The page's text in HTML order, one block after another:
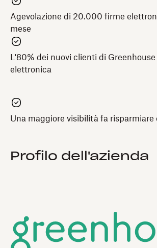
Agevolazione di 20.000 firme
mese
L'80% dei nuovi clienti di
elettronica
Una maggiore visibilità fa risparmiare
Profilo dell'azienda